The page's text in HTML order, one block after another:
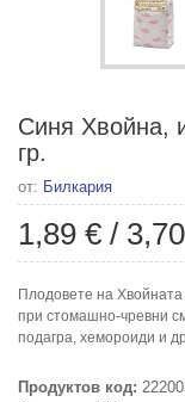
Синя Хвойна,
гр.
от: Билкария
1,89 € /
Плодовете на
при стомашно-чревни
подагра, хемороиди и др.
Продуктов код: